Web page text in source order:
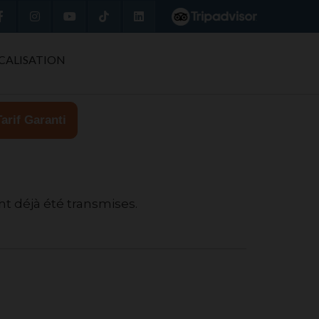
Garanti
déjà été transmises.